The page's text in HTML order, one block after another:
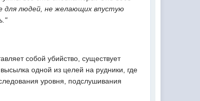
для людей, не желающих впустую
собой убийство, существует
одной из целей на рудники, где
уровня, подслушивания